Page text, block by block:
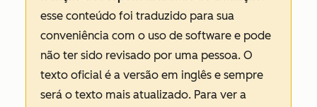
esse conteúdo foi traduzido para sua
conveniência com o uso de software e pode
não ter sido revisado por uma pessoa. O
texto oficial é a versão em inglês e sempre
será o texto mais atualizado. Para ver a